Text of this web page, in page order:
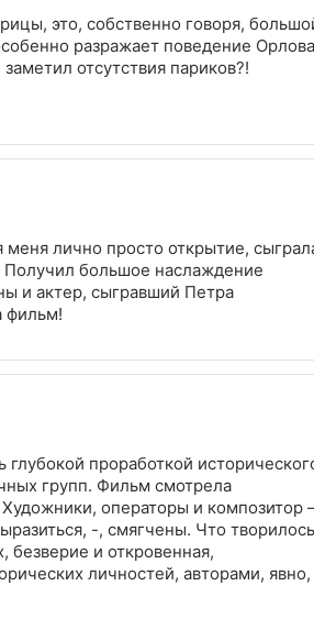
это, собственно говоря,
разражает поведение Орлова
отсутствия париков?!
лично просто открытие,
Получил большое наслаждение
и актер, сыгравший Петра
фильм!
проработкой
групп. Фильм смотрела
операторы и композитор
-, смягчены. Что творилось
безверие и откровенная,
личностей, авторами, явно,